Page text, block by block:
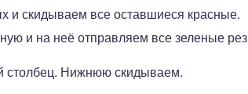
и скидываем все оставшиеся красные.
и на неё отправляем все зеленые
столбец. Нижнюю скидываем.